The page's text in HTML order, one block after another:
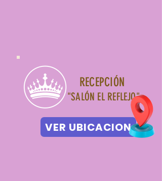
RECEPCIÓN
"SALÓN EL REFLEJO"
VER UBICACION